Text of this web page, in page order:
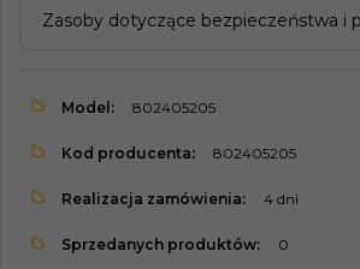
Zasoby dotyczące bezpieczeństwa i
Model: 802405205
Kod producenta: 802405205
Realizacja zamówienia: 4 dni
Sprzedanych produktów: 0